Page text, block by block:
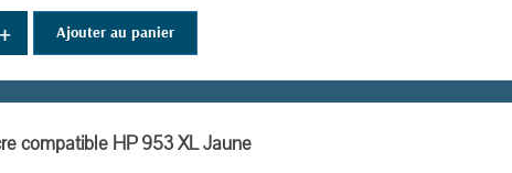
+ Ajouter au panier
compatible HP 953 XL Jaune